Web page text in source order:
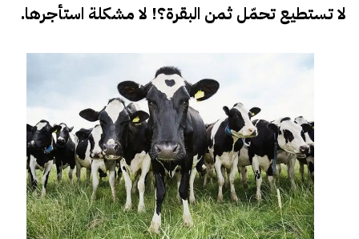
لا تستطيع تحمّل ثمن البقرة؟! لا مشكلة استأجرها.